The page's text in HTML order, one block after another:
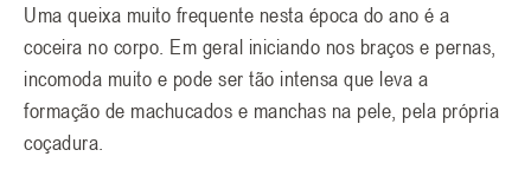
Uma queixa muito frequente nesta época do ano é a
coceira no corpo. Em geral iniciando nos braços e pernas,
incomoda muito e pode ser tão intensa que leva a
formação de machucados e manchas na pele, pela própria
coçadura.